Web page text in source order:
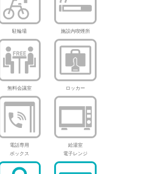
駐輪場 施設内喫煙所
無料会議室 ロッカー
電話専用
ボックス
給湯室
電子レンジ